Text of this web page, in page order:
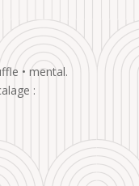
• mental.
: